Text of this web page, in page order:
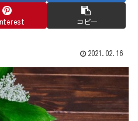
コピー
2021.02.16